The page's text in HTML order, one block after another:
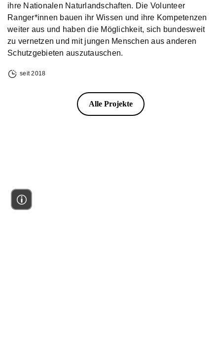
ihre Nationalen Naturlandschaften. Die Volunteer
Ranger*innen bauen ihr Wissen und ihre Kompetenzen
weiter aus und haben die Möglichkeit, sich bundesweit
zu vernetzen und mit jungen Menschen aus anderen
Schutzgebieten auszutauschen.
seit 2018
Alle Projekte